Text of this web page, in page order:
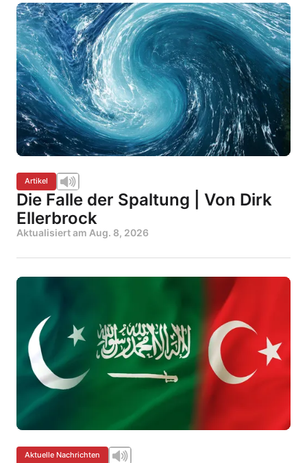
Artikel
Die Falle der Spaltung | Von Dirk
Ellerbrock
Aktualisiert am Aug. 8, 2026
Aktuelle Nachrichten